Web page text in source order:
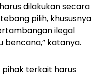
dilakukan secara
pilih, khususnya
ilegal
bencana,” katanya.
terkait harus